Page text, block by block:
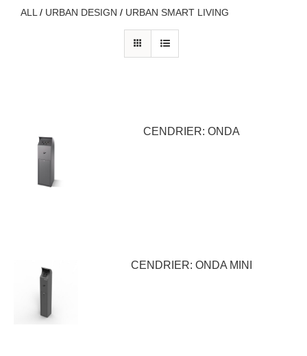
ALL / URBAN DESIGN / URBAN SMART LIVING
CENDRIER: ONDA
CENDRIER: ONDA MINI